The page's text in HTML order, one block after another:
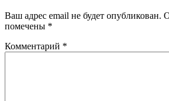
Ваш адрес email не будет опубликован.
помечены *
Комментарий *